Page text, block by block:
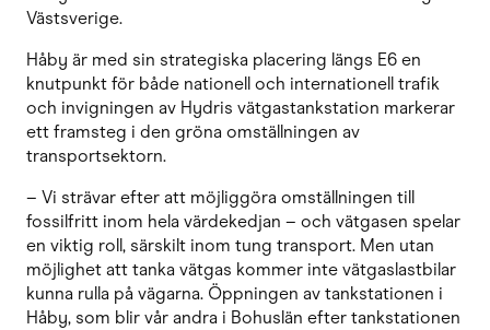
Västsverige.
Håby är med sin strategiska placering längs E6 en
knutpunkt för både nationell och internationell trafik
och invigningen av Hydris vätgastankstation markerar
ett framsteg i den gröna omställningen av
transportsektorn.
– Vi strävar efter att möjliggöra omställningen till
fossilfritt inom hela värdekedjan – och vätgasen spelar
en viktig roll, särskilt inom tung transport. Men utan
möjlighet att tanka vätgas kommer inte vätgaslastbilar
kunna rulla på vägarna. Öppningen av tankstationen i
Håby, som blir vår andra i Bohuslän efter tankstationen